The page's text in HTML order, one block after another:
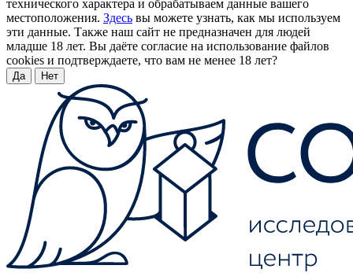
технического характера и обрабатываем данные вашего
местоположения. Здесь вы можете узнать, как мы используем
эти данные. Также наш сайт не предназначен для людей
младше 18 лет. Вы даёте согласие на использование файлов
cookies и подтверждаете, что вам не менее 18 лет?
Да Нет